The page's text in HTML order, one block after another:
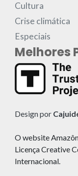
Cultura
Crise climática
Especiais
Melhores
Design por
O website
Licença Creative
Internacional.